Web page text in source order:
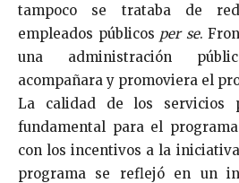
tampoco se trataba de
empleados públicos per se.
una administración
acompañara y promoviera el
La calidad de los servicios
fundamental para el
con los incentivos a la
programa se reflejó en un